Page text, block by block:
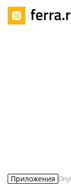
Приложения